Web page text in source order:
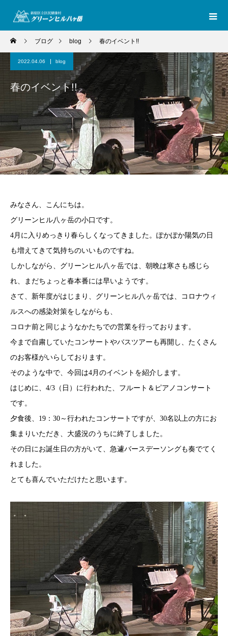
ブログ blog 春のイベント!!
2022.04.06 blog
春のイベント!!
みなさん、こんにちは。
グリーンヒル八ヶ岳の小口です。
4月に入りめっきり春らしくなってきました。ぽかぽか陽気の日
も増えてきて気持ちのいいものですね。
しかしながら、グリーンヒル八ヶ岳では、朝晩は寒さも感じら
れ、まだちょっと春本番には早いようです。
さて、新年度がはじまり、グリーンヒル八ヶ岳では、コロナウィ
ルスへの感染対策をしながらも、
コロナ前と同じようなかたちでの営業を行っております。
今まで自粛していたコンサートやバスツアーも再開し、たくさん
のお客様がいらしております。
そのような中で、今回は4月のイベントを紹介します。
はじめに、4/3（日）に行われた、フルート＆ピアノコンサート
です。
夕食後、19：30～行われたコンサートですが、30名以上の方にお
集まりいただき、大盛況のうちに終了しました。
その日にお誕生日の方がいて、急遽バースデーソングも奏でてく
れました。
とても喜んでいただけたと思います。